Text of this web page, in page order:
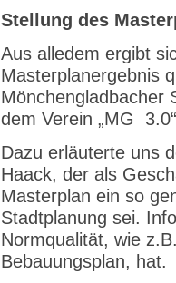
Stellung des
Aus alledem ergibt
Masterplanergebnis
Mönchengladbacher
dem Verein „MG
Dazu erläuterte uns
Haack, der als
Masterplan ein so
Stadtplanung sei.
Normqualität, wie
Bebauungsplan, hat.